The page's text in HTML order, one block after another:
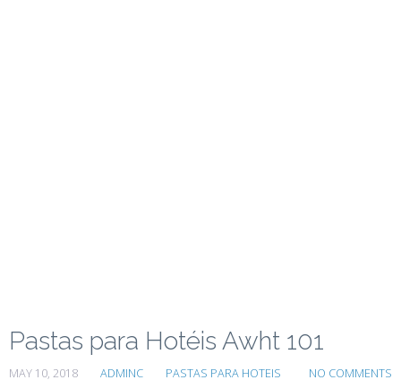
Pastas para Hotéis Awht 101
MAY 10, 2018 ADMINC PASTAS PARA HOTEIS NO COMMENTS